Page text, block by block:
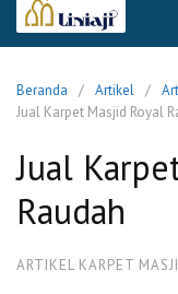
Beranda Artikel
Jual Karpet Masjid Royal
Jual
Raudah
ARTIKEL KARPET